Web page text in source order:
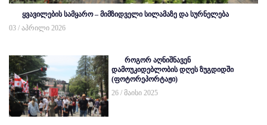
ყვავილების სამყარო – მიმზიდველი სილამაზე და სურნელება
03 / აპრილი 2026
როგორ აღნიშნავენ
დამოუკიდებლობის დღეს ზუგდიდში
(ფოტორეპორტაჟი)
26 / მაისი 2025